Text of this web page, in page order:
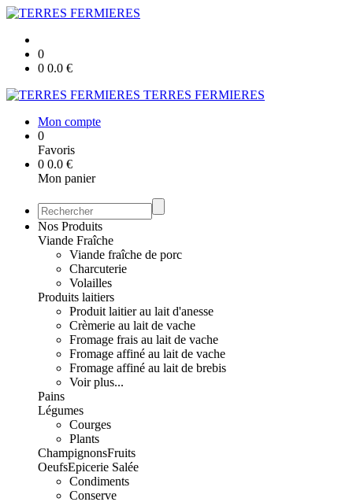
0
0 0.0 €
TERRES FERMIERES
Mon compte
0
Favoris
0 0.0 €
Mon panier
Nos Produits
Viande Fraîche
Viande fraîche de porc
Charcuterie
Volailles
Produits laitiers
Produit laitier au lait d'anesse
Crèmerie au lait de vache
Fromage frais au lait de vache
Fromage affiné au lait de vache
Fromage affiné au lait de brebis
Voir plus...
Pains
Légumes
Courges
Plants
ChampignonsFruits
OeufsEpicerie Salée
Condiments
Conserve